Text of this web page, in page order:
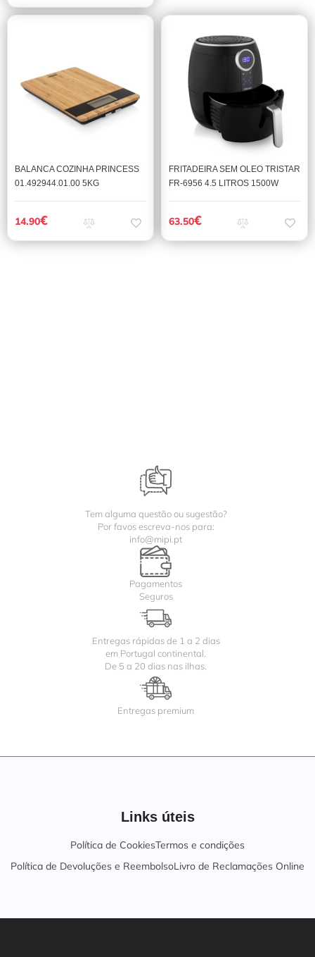
BALANCA COZINHA PRINCESS
01.492944.01.00 5KG
14.90€
FRITADEIRA SEM OLEO TRISTAR
FR-6956 4.5 LITROS 1500W
63.50€
Tem alguma questão ou sugestão?
Por favos escreva-nos para:
info@mipi.pt
Pagamentos
Seguros
Entregas rápidas de 1 a 2 dias
em Portugal continental.
De 5 a 20 dias nas ilhas.
Entregas premium
Links úteis
Política de CookiesTermos e condições
Política de Devoluções e ReembolsoLivro de Reclamações Online